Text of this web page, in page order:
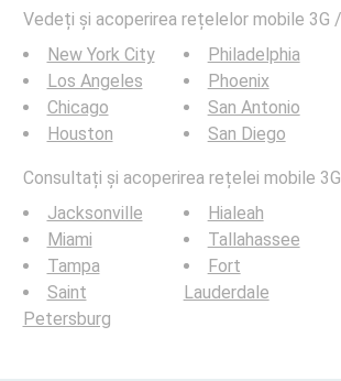
Vedeți și acoperirea rețelelor mobile 3G
New York City
Los Angeles
Chicago
Houston
Philadelphia
Phoenix
San Antonio
San Diego
Consultați și acoperirea rețelei mobile
Jacksonville
Miami
Tampa
Saint
Petersburg
Hialeah
Tallahassee
Fort
Lauderdale